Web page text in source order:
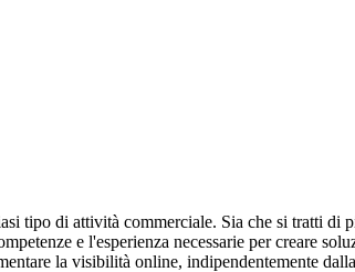
tipo di attività commerciale. Sia che si tratti di
e l'esperienza necessarie per creare
la visibilità online, indipendentemente